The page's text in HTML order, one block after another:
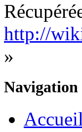
http://
»
Navigation
Accueil